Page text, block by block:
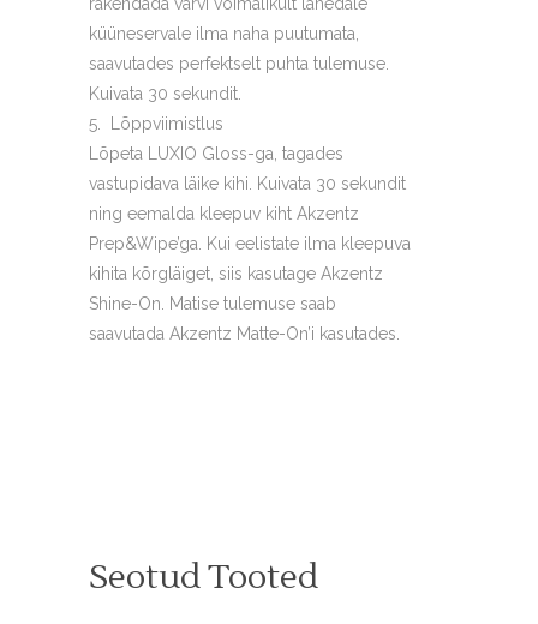
küüneservale ilma naha puutumata,
saavutades perfektselt puhta tulemuse.
Kuivata 30 sekundit.
Lõppviimistlus
Lõpeta LUXIO Gloss-ga, tagades
vastupidava läike kihi. Kuivata 30 sekundit
ning eemalda kleepuv kiht Akzentz
Prep&Wipe’ga. Kui eelistate ilma kleepuva
kihita kõrgläiget, siis kasutage Akzentz
Shine-On. Matise tulemuse saab
saavutada Akzentz Matte-On’i kasutades.
Seotud Tooted